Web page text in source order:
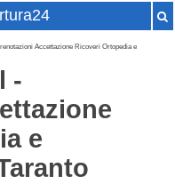
Accettazione Ricoveri Ortopedia e
-
e